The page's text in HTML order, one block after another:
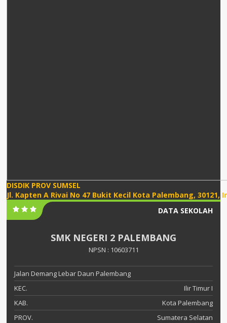
DISDIK PROV SUMSEL
Jl. Kapten A Rivai No 47 Bukit Kecil Kota Palembang, 30121,
DATA SEKOLAH
SMK NEGERI 2 PALEMBANG
NPSN : 10603711
Jalan Demang Lebar Daun Palembang
KEC.
Ilir Timur I
KAB.
Kota Palembang
PROV.
Sumatera Selatan